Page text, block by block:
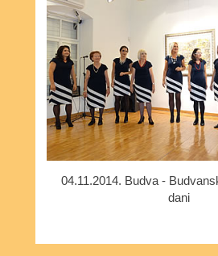
04.11.2014. Budva -
dani